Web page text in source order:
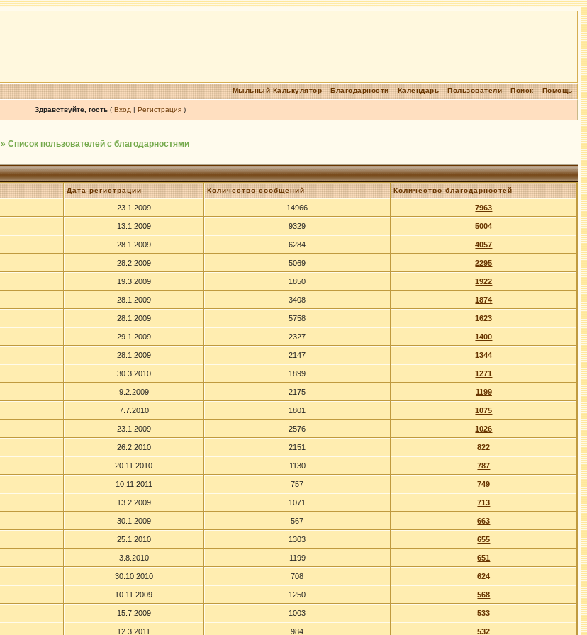
Помощь
Поиск
Пользователи
Календарь
Благодарности
Мыльный Калькулятор
Здравствуйте, гость (Вход |Регистрация )
» Список пользователей с благодарностями
Дата регистрации Количество сообщений Количество благодарностей
23.1.2009 14966 7963
13.1.2009 9329 5004
28.1.2009 6284 4057
28.2.2009 5069 2295
19.3.2009 1850 1922
28.1.2009 3408 1874
28.1.2009 5758 1623
29.1.2009 2327 1400
28.1.2009 2147 1344
30.3.2010 1899 1271
9.2.2009 2175 1199
7.7.2010 1801 1075
23.1.2009 2576 1026
26.2.2010 2151 822
20.11.2010 1130 787
10.11.2011 757 749
13.2.2009 1071 713
30.1.2009 567 663
25.1.2010 1303 655
3.8.2010 1199 651
30.10.2010 708 624
10.11.2009 1250 568
15.7.2009 1003 533
12.3.2011 984 532